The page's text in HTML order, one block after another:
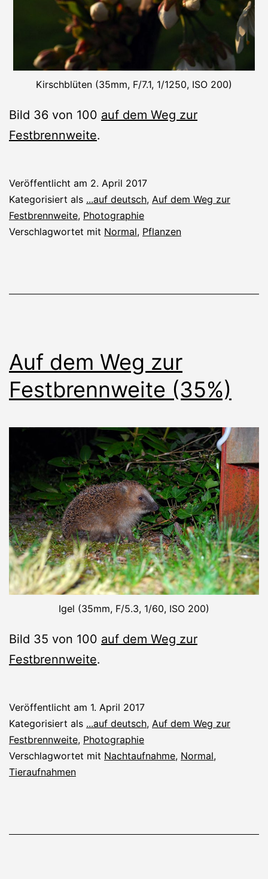
Kirschblüten (35mm, F/7.1, 1/1250, ISO 200)
Bild 36 von 100 auf dem Weg zur
Festbrennweite.
Veröffentlicht am 2. April 2017
Kategorisiert als ...auf deutsch, Auf dem Weg zur
Festbrennweite, Photographie
Verschlagwortet mit Normal, Pflanzen
Auf dem Weg zur
Festbrennweite (35%)
Igel (35mm, F/5.3, 1/60, ISO 200)
Bild 35 von 100 auf dem Weg zur
Festbrennweite.
Veröffentlicht am 1. April 2017
Kategorisiert als ...auf deutsch, Auf dem Weg zur
Festbrennweite, Photographie
Verschlagwortet mit Nachtaufnahme, Normal,
Tieraufnahmen